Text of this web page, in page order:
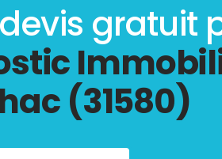
gratuit
(31580)